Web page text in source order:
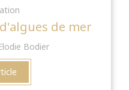
de mer
Bodier